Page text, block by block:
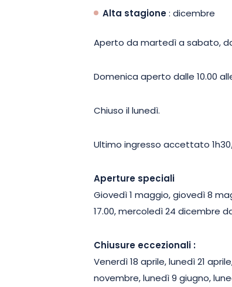
Alta stagione: dicembre
Aperto da martedì a sabato,
Domenica aperto dalle 10.00
Chiuso il lunedì.
Ultimo ingresso accettato
Aperture speciali
Giovedì 1 maggio, giovedì 8
17.00, mercoledì 24 dicembre
Chiusure eccezionali :
Venerdì 18 aprile, lunedì 21
novembre, lunedì 9 giugno,